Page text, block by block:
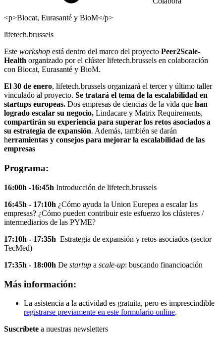
<p>Biocat, Eurasanté y BioM</p>
lifetech.brussels
Este workshop está dentro del marco del proyecto Peer2Scale-
Health organizado por el clúster lifetech.brussels en colaboración
con Biocat, Eurasanté y BioM.
El 30 de enero, lifetech.brussels organizará el tercer y último taller
vinculado al proyecto. Se tratará el tema de la escalabilidad en
startups europeas. Dos empresas de ciencias de la vida que han
logrado escalar su negocio, Lindacare y Matrix Requirements,
compartirán su experiencia para superar los retos asociados a
su estrategia de expansión. Además, también se darán
herramientas y consejos para mejorar la escalabilidad de las
empresas
Programa:
16:00h -16:45h Introducción de lifetech.brussels
16:45h - 17:10h ¿Cómo ayuda la Union Eurepea a escalar las
empresas? ¿Cómo pueden contribuir este esfuerzo los clústeres /
intermediarios de las PYME?
17:10h - 17:35h Estrategia de expansión y retos asociados (sector
TecMed)
17:35h - 18:00h De startup a scale-up: buscando financioación
Más información:
La asistencia a la actividad es gratuita, pero es imprescindible
registrarse previamente en este formulario online.
Suscríbete a nuestras newsletters